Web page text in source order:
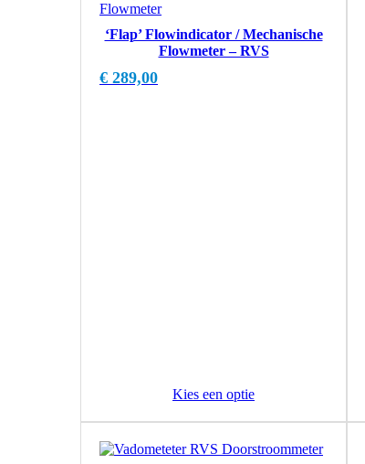
‘Flap’ Flowindicator / Mechanische
Flowmeter – RVS
€ 289,00
Kies een optie